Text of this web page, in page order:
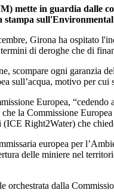
mette in guardia dalle
stampa
Girona ha ospitato
di deroghe che di
scompare ogni garanzia
sull’acqua, motivo per
Europea,
la Commissione
Right2Water) che
europea per
delle miniere nel
orchestrata dalla